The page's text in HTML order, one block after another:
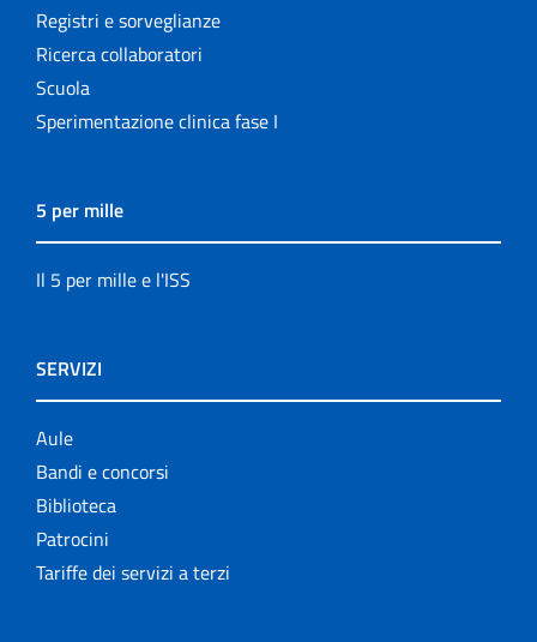
Registri e sorveglianze
Ricerca collaboratori
Scuola
Sperimentazione clinica fase I
5 per mille
Il 5 per mille e l'ISS
SERVIZI
Aule
Bandi e concorsi
Biblioteca
Patrocini
Tariffe dei servizi a terzi